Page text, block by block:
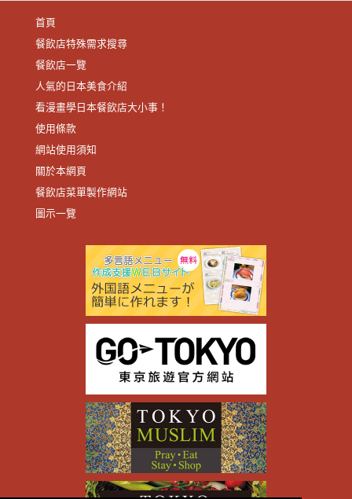
首頁
餐飲店特殊需求搜尋
餐飲店一覽
人氣的日本美食介紹
看漫畫學日本餐飲店大小事！
使用條款
網站使用須知
關於本網頁
餐飲店菜單製作網站
圖示一覽